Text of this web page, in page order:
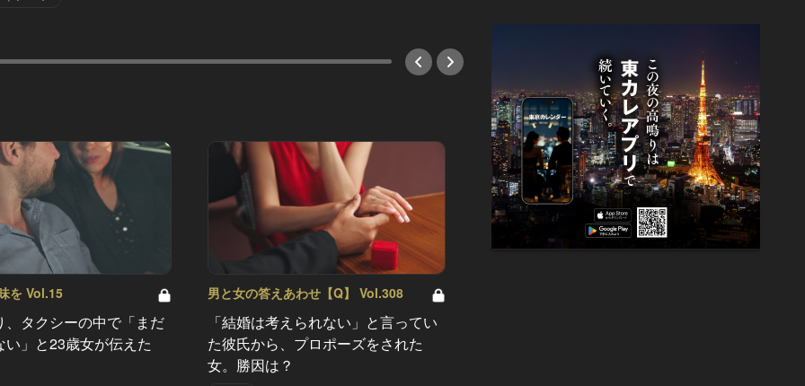
を Vol.15
、タクシーの中で「まだ
い」と23歳女が伝えた
男と女の答えあわせ【Q】 Vol.308
「結婚は考えられない」と言ってい
た彼氏から、プロポーズをされた
女。勝因は？